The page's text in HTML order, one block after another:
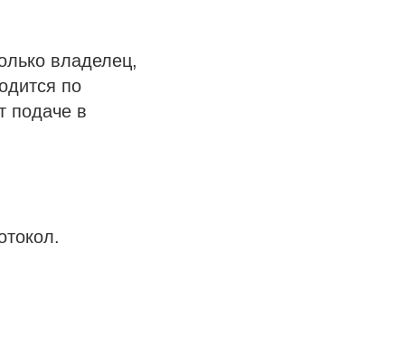
владелец,
по
подаче в